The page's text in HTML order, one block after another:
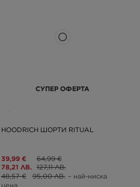
СУПЕР ОФЕРТА
HOODRICH ШОРТИ RITUAL
39,99 €
78,21 ЛВ.
64,99 €
127,11 ЛВ.
48,57 €
95,00 ЛВ. – най-ниска
цена